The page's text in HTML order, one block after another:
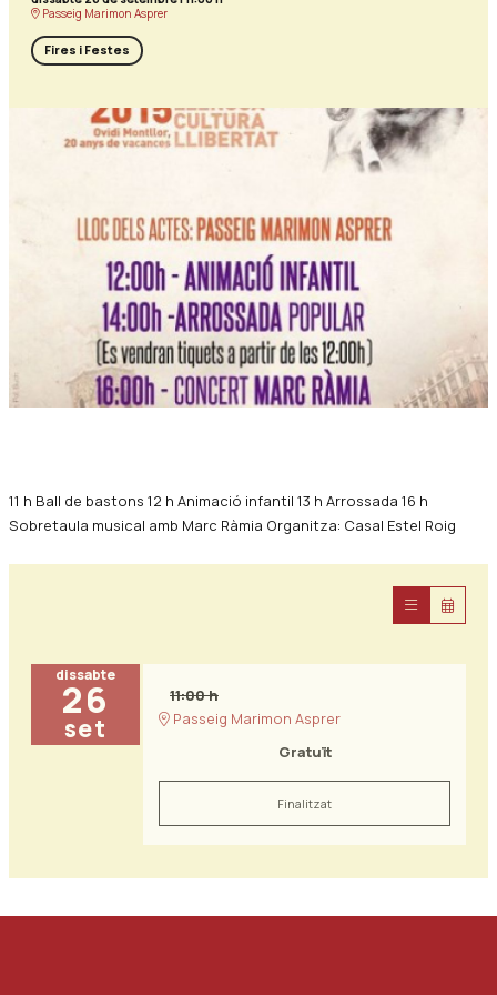
Passeig Marimon Asprer
Fires i Festes
11 h Ball de bastons 12 h Animació infantil 13 h Arrossada 16 h
Sobretaula musical amb Marc Ràmia Organitza: Casal Estel Roig
dissabte
26
set
11:00 h
Passeig Marimon Asprer
Gratuït
Finalitzat